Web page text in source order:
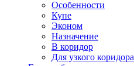
Особенности
Купе
Эконом
Назначение
В коридор
Для узкого коридора